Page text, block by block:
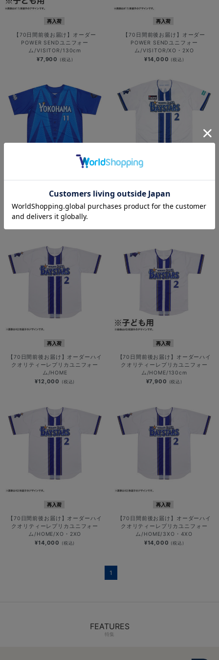
再入荷
【70日間前後お届け】オーダー
POWER SENDユニフォー
ム/VISITOR/130cm
¥7,900 (税込)
再入荷
【70日間前後お届け】オーダー
POWER SENDユニフォー
ム/VISITOR/XO・2XO
¥14,000 (税込)
再入荷
【70日間前後お届け】オーダー
POWER SENDユニフォー
ム/VISITOR/3XO・4XO
¥14,000(税込)
再入荷
【90日間前後お届け】オーセンティ
ックユニフォーム/HOME
再入荷
【70日間前後お届け】オーダーハイ
クオリティーレプリカユニフォー
ム/HOME
¥12,000 (税込)
再入荷
【70日間前後お届け】オーダーハイ
クオリティーレプリカユニフォー
ム/HOME/130cm
¥7,900 (税込)
再入荷
【70日間前後お届け】オーダーハイ
クオリティーレプリカユニフォー
ム/HOME/XO・2XO
¥14,000 (税込)
再入荷
【70日間前後お届け】オーダーハイ
クオリティーレプリカユニフォー
ム/HOME/3XO・4XO
¥14,000 (税込)
1
FEATURES
特集